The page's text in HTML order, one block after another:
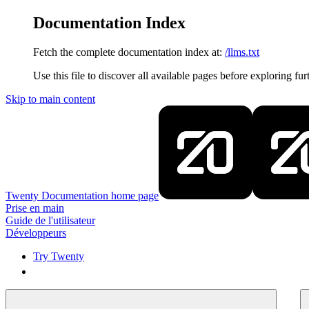
Documentation Index
Fetch the complete documentation index at: /llms.txt
Use this file to discover all available pages before exploring
Skip to main content
Twenty Documentation home page
Prise en main
Guide de l'utilisateur
Développeurs
Try Twenty